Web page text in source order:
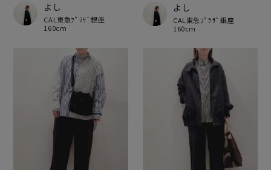
よし
CAL東急ﾌﾟﾗｻﾞ銀座
160cm
よし
CAL東急ﾌﾟﾗｻﾞ銀座
160cm